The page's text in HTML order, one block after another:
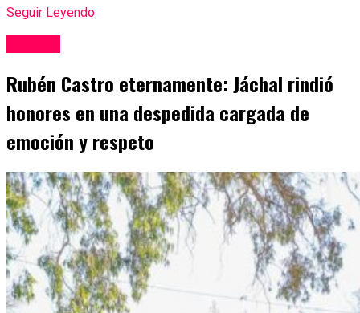
Seguir Leyendo
Rubén Castro eternamente: Jáchal rindió
honores en una despedida cargada de
emoción y respeto